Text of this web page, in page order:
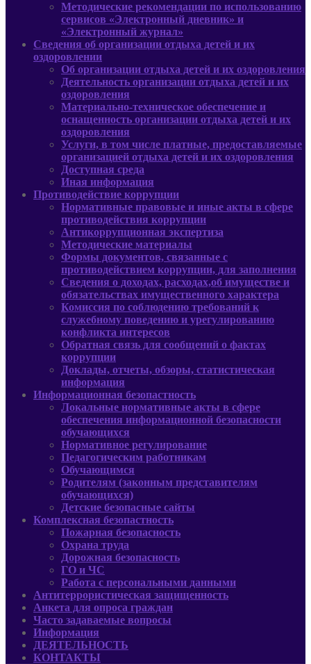
Методические рекомендации по использованию
сервисов «Электронный дневник» и
«Электронный журнал»
Сведения об организации отдыха детей и их
оздоровлении
Об организации отдыха детей и их оздоровления
Деятельность организации отдыха детей и их
оздоровления
Материально-техническое обеспечение и
оснащенность организации отдыха детей и их
оздоровления
Услуги, в том числе платные, предоставляемые
организацией отдыха детей и их оздоровления
Доступная среда
Иная информация
Противодействие коррупции
Нормативные правовые и иные акты в сфере
противодействия коррупции
Антикоррупционная экспертиза
Методические материалы
Формы документов, связанные с
противодействием коррупции, для заполнения
Сведения о доходах, расходах,об имуществе и
обязательствах имущественного характера
Комиссия по соблюдению требований к
служебному поведению и урегулированию
конфликта интересов
Обратная связь для сообщений о фактах
коррупции
Доклады, отчеты, обзоры, статистическая
информация
Информационная безопастность
Локальные нормативные акты в сфере
обеспечения информационной безопасности
обучающихся
Нормативное регулирование
Педагогическим работникам
Обучающимся
Родителям (законным представителям
обучающихся)
Детские безопасные сайты
Комплексная безопастность
Пожарная безопасность
Охрана труда
Дорожная безопасность
ГО и ЧС
Работа с персональными данными
Антитеррористическая защищенность
Анкета для опроса граждан
Часто задаваемые вопросы
Информация
ДЕЯТЕЛЬНОСТЬ
КОНТАКТЫ